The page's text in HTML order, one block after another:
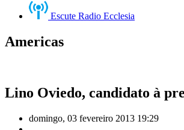
Escute Radio Ecclesia
Americas
Lino Oviedo, candidato à
domingo, 03 fevereiro 2013 19:29